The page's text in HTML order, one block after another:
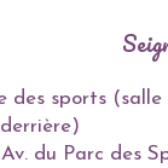
des sports
du Parc des